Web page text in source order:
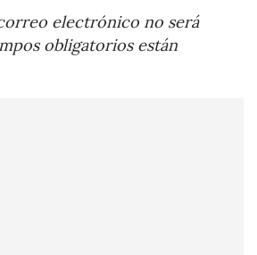
electrónico no será
obligatorios están